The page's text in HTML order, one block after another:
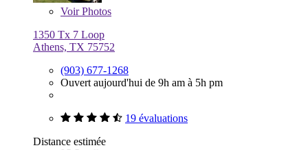
VoirPhotos
1350 Tx 7 Loop
Athens, TX 75752
(903) 677-1268
Ouvert aujourd'hui de 9h am à 5h pm
19 évaluations
Distance estimée